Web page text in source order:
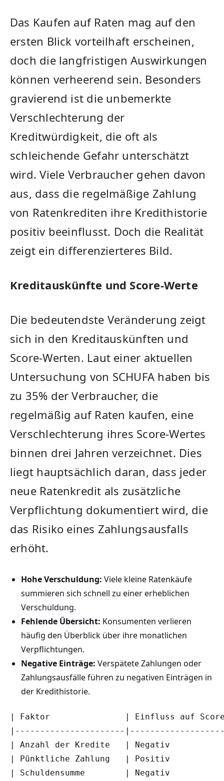
Das Kaufen auf Raten mag auf den
ersten Blick vorteilhaft erscheinen,
doch die langfristigen Auswirkungen
können verheerend sein. Besonders
gravierend ist die unbemerkte
Verschlechterung der
Kreditwürdigkeit, die oft als
schleichende Gefahr unterschätzt
wird. Viele Verbraucher gehen davon
aus, dass die regelmäßige Zahlung
von Ratenkrediten ihre Kredithistorie
positiv beeinflusst. Doch die Realität
zeigt ein differenzierteres Bild.
Kreditauskünfte und Score-Werte
Die bedeutendste Veränderung zeigt
sich in den Kreditauskünften und
Score-Werten. Laut einer aktuellen
Untersuchung von SCHUFA haben bis
zu 35% der Verbraucher, die
regelmäßig auf Raten kaufen, eine
Verschlechterung ihres Score-Wertes
binnen drei Jahren verzeichnet. Dies
liegt hauptsächlich daran, dass jeder
neue Ratenkredit als zusätzliche
Verpflichtung dokumentiert wird, die
das Risiko eines Zahlungsausfalls
erhöht.
Hohe Verschuldung: Viele kleine Ratenkäufe
summieren sich schnell zu einer erheblichen
Verschuldung.
Fehlende Übersicht: Konsumenten verlieren
häufig den Überblick über ihre monatlichen
Verpflichtungen.
Negative Einträge: Verspätete Zahlungen oder
Zahlungsausfälle führen zu negativen Einträgen in
der Kredithistorie.
| Faktor               | Einfluss auf
|----------------------
| Anzahl der Kredite   | Negativ
| Pünktliche Zahlung   | Positiv
| Schuldensumme        | Negativ